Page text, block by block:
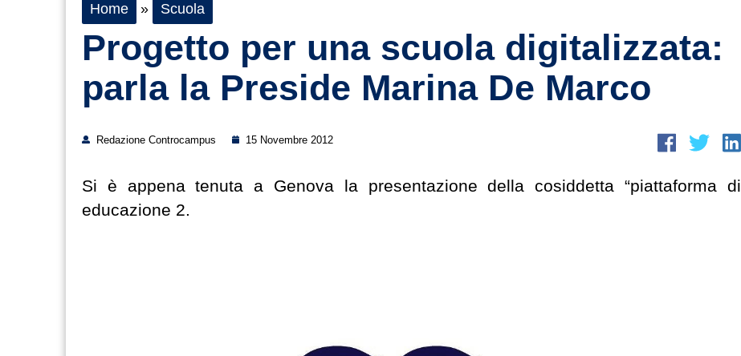
Home » Scuola
Progetto per una scuola digitalizzata:
parla la Preside Marina De Marco
Redazione Controcampus 15 Novembre 2012
Si è appena tenuta a Genova la presentazione della cosiddetta “piattaforma di
educazione 2.